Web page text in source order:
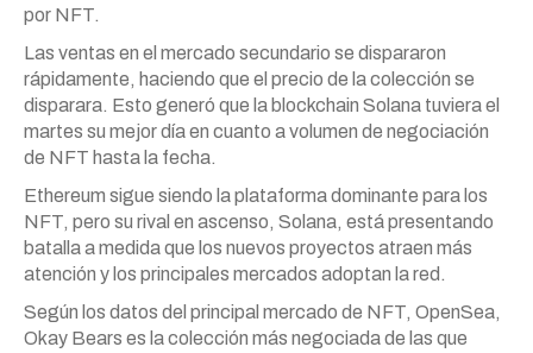
por NFT.
Las ventas en el mercado secundario se dispararon
rápidamente, haciendo que el precio de la colección se
disparara. Esto generó que la blockchain Solana tuviera el
martes su mejor día en cuanto a volumen de negociación
de NFT hasta la fecha.
Ethereum sigue siendo la plataforma dominante para los
NFT, pero su rival en ascenso, Solana, está presentando
batalla a medida que los nuevos proyectos atraen más
atención y los principales mercados adoptan la red.
Según los datos del principal mercado de NFT, OpenSea,
Okay Bears es la colección más negociada de las que